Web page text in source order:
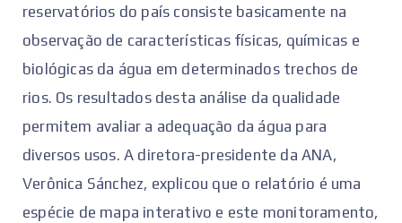
reservatórios do país consiste basicamente na
observação de características físicas, químicas e
biológicas da água em determinados trechos de
rios. Os resultados desta análise da qualidade
permitem avaliar a adequação da água para
diversos usos. A diretora-presidente da ANA,
Verônica Sánchez, explicou que o relatório é uma
espécie de mapa interativo e este monitoramento,